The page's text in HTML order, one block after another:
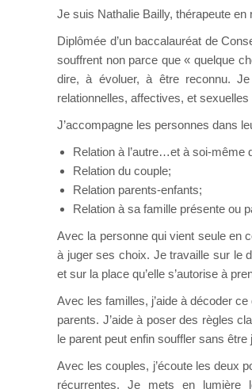
Je suis Nathalie Bailly, thérapeute en
Diplômée d’un baccalauréat de
souffrent non parce que « quelque
dire, à évoluer, à être reconnu.
relationnelles, affectives, et
J’accompagne les personnes dans
Relation à l’autre…et à soi-même
Relation du couple;
Relation parents-enfants;
Relation à sa famille présente ou
Avec la personne qui vient seule en
à juger ses choix. Je travaille sur le
et sur la place qu’elle s’autorise à
Avec les familles, j’aide à décoder
parents. J’aide à poser des règles
le parent peut enfin souffler sans être
Avec les couples, j’écoute les deux
récurrentes. Je mets en lumière